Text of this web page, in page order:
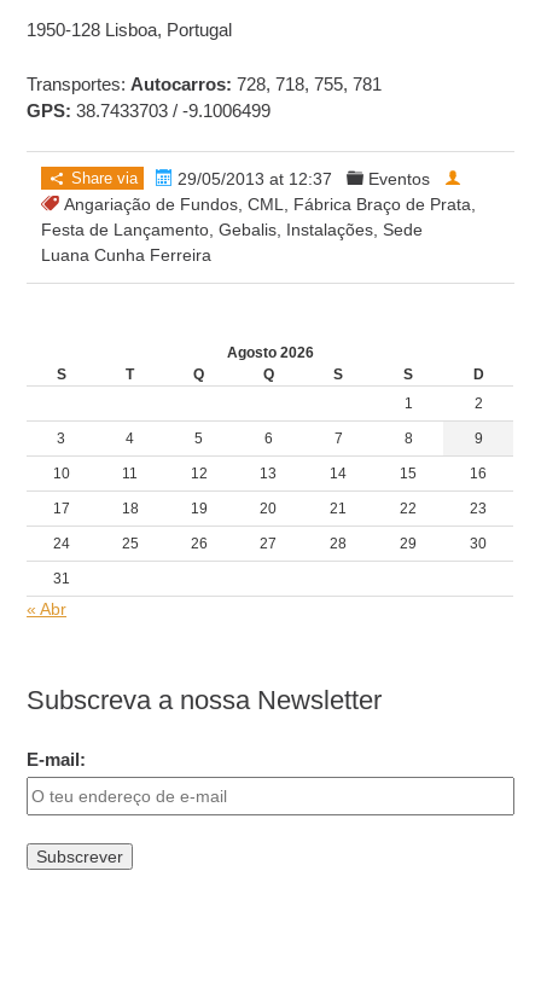
1950-128 Lisboa, Portugal
Transportes: Autocarros: 728, 718, 755, 781
GPS: 38.7433703 / -9.1006499
Share via 29/05/2013 at 12:37
Eventos
Angariação de Fundos ,CML Fábrica Braço de Prata
Festa de Lançamento ,Gebalis Instalações Sede
Luana Cunha Ferreira
Agosto 2026
S
T Q Q S S
D
1
2
3 4 5 6 7 8 9
10 11 12 13 14 15 16
17 18 19 20 21 22 23
24 25 26 27 28 29 30
31
« Abr
Subscreva a nossa Newsletter
E-mail: